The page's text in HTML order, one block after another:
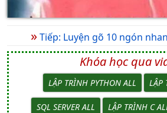
»Tiếp: Luyện gõ 10 ngón
Khóa học qua
LẬP TRÌNH PYTHON ALL LẬP
SQL SERVER ALL LẬP TRÌNH C